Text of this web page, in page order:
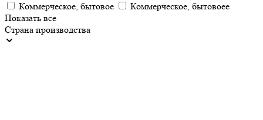
Коммерческое, бытовое
Коммерческое, бытовоее
Показать все
Страна производства